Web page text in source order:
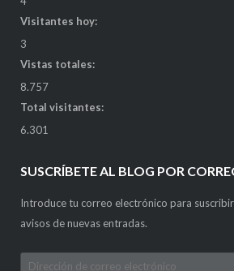
Visitantes hoy:
3
Vistas totales:
8.757
Total visitantes:
6.301
SUSCRÍBETE AL BLOG POR
Introduce tu correo electrónico para
avisos de nuevas entradas.
Dirección